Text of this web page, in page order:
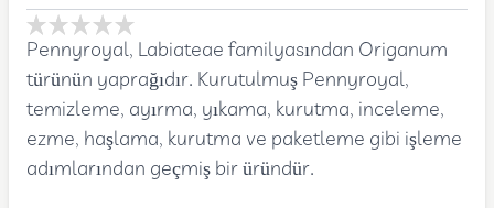
Pennyroyal, Labiateae familyasından Origanum
türünün yaprağıdır. Kurutulmuş Pennyroyal,
temizleme, ayırma, yıkama, kurutma, inceleme,
ezme, haşlama, kurutma ve paketleme gibi işleme
adımlarından geçmiş bir üründür.